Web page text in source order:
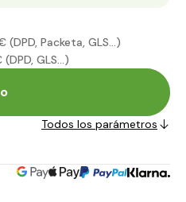
(DPD, Packeta, GLS...)
(DPD, GLS...)
Todos los parámetros